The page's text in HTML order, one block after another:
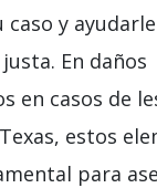
y
En daños
en casos de
estos
para